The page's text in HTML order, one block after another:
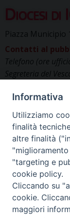
Diocesi di
Piazza Municipio
Contatti al
Telefono (ore
Segreteria del
Uffici di Curia:
Cancelleria
Comunicazione
Informativa
Utilizziamo
finalità
altre finalità
"targeting e
cookie policy.
Cliccando su
cookie.
maggiori